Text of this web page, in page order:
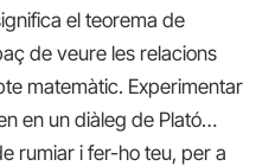
el teorema de
de veure les relacions
matemàtic. Experimentar
en un diàleg de Plató…
rumiar i fer-ho teu, per a